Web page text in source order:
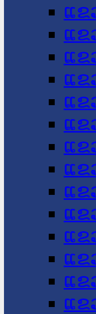
ແຂ
ແຂ
ແຂ
ແຂ
ແຂ
ແຂ
ແຂ
ແຂ
ແຂ
ແຂ
ແຂ
ແຂ
ແຂ
ແຂ